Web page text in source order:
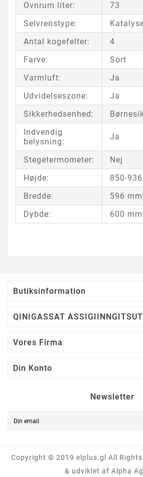
Ovnrum liter:
73
Selvrenstype:
Antal kogefelter:
4
Farve:
Sort
Varmluft:
Ja
Udvidelseszone:
Ja
Sikkerhedsenhed:
Indvendig
belysning:
Ja
Stegetermometer:
Nej
Højde:
850-
Bredde:
596 mm
Dybde:
600 mm
Butiksinformation
QINIGASSAT ASSIGIINNGITSUT
Vores Firma
Din Konto
Newsletter
Copyright © 2019 elplus.gl All Rights
& udviklet af Alpha